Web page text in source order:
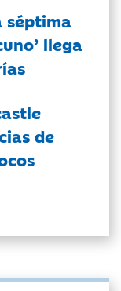
séptima
llega
de